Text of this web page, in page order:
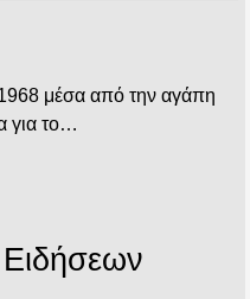
1968 μέσα από την αγάπη
για το…